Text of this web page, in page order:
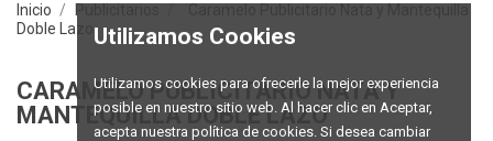
Utilizamos Cookies
Utilizamos cookies para ofrecerle la mejor experiencia
posible en nuestro sitio web. Al hacer clic en Aceptar,
acepta nuestra política de cookies. Si desea cambiar
Inicio
Doble Lazo
CARAMELO PUBLICITARIO NATA Y
MANTEQUILLA DOBLE LAZO